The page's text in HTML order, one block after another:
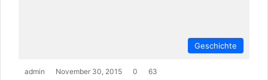
Geschichte
admin November 30, 2015 0 63